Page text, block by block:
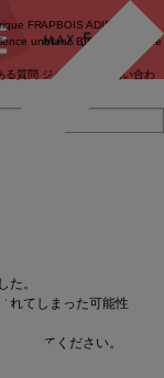
FRAPBOIS ADIEU
unbilanc BIGI online store
る質問 ジャーナル
お問い合わ
た。
れてしまった可能性
動してください。